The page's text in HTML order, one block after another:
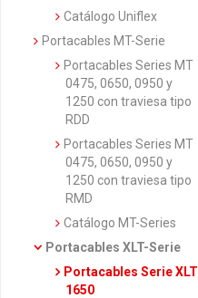
Catálogo Uniflex
Portacables MT-Serie
Portacables Series MT
0475, 0650, 0950 y
1250 con traviesa tipo
RDD
Portacables Series MT
0475, 0650, 0950 y
1250 con traviesa tipo
RMD
Catálogo MT-Series
Portacables XLT-Serie
Portacables Serie XLT
1650